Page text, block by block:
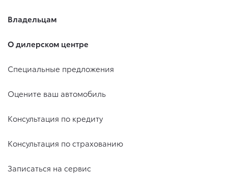
Владельцам
О дилерском центре
Специальные предложения
Оцените ваш автомобиль
Консультация по кредиту
Консультация по страхованию
Записаться на сервис